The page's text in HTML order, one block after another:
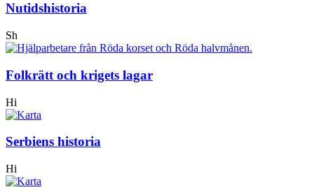
Nutidshistoria
Sh
Folkrätt och krigets lagar
Hi
Serbiens historia
Hi